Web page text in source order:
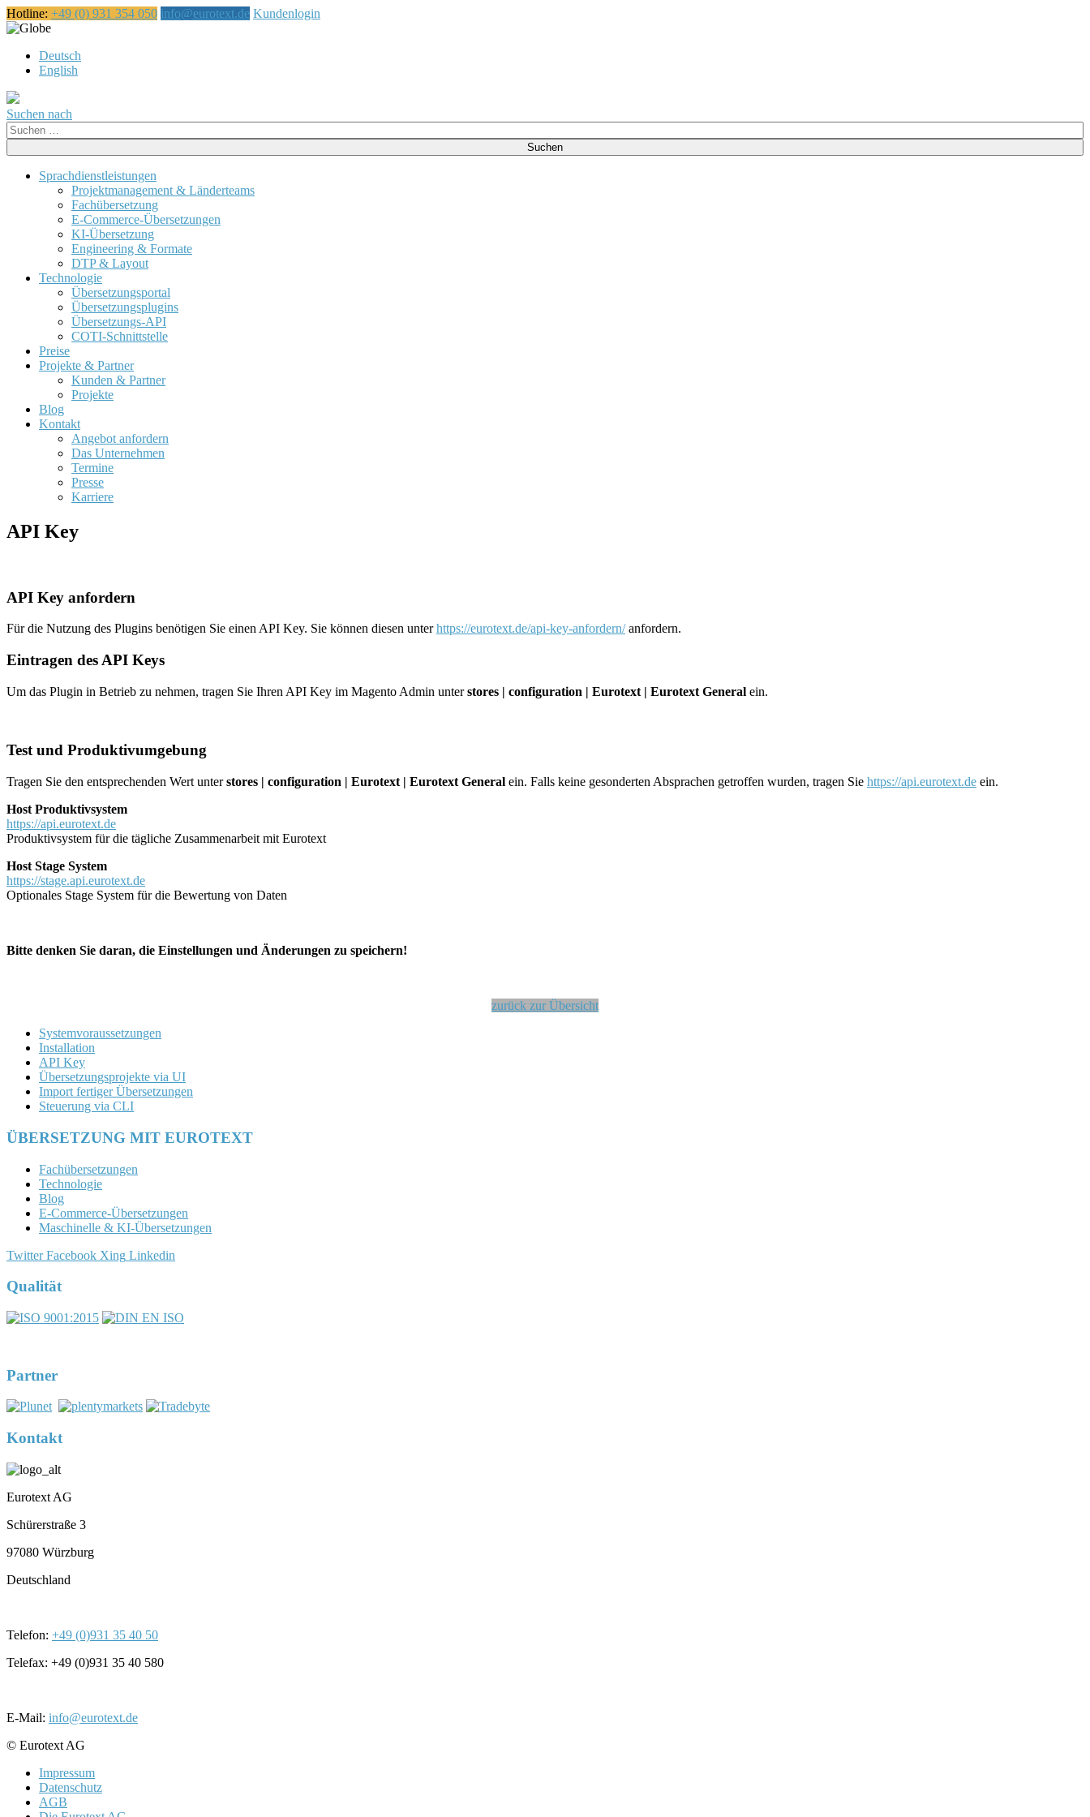
Hotline: +49 (0) 931 354 050 info@eurotext.de Kundenlogin
Deutsch
English
Suchen nach
Suche
nach:
Sprachdienstleistungen
Projektmanagement & Länderteams
Fachübersetzung
E-Commerce-Übersetzungen
KI-Übersetzung
Engineering & Formate
DTP & Layout
Technologie
Übersetzungsportal
Übersetzungsplugins
Übersetzungs-API
COTI-Schnittstelle
Preise
Projekte & Partner
Kunden & Partner
Projekte
Blog
Kontakt
Angebot anfordern
Das Unternehmen
Termine
Presse
Karriere
API Key
API Key anfordern
Für die Nutzung des Plugins benötigen Sie einen API Key. Sie können diesen unterhttps://eurotext.de/api-key-anfordern/anfordern.
Eintragen des API Keys
Um das Plugin in Betrieb zu nehmen, tragen Sie Ihren API Key im Magento Admin unterstores | configuration | Eurotext | Eurotext General ein.
Test und Produktivumgebung
Tragen Sie den entsprechenden Wert unterstores | configuration | Eurotext | Eurotext General ein. Falls keine gesonderten Absprachen getroffen wurden, tragen Sie https://api.eurotext.de ein.
Host Produktivsystem
https://api.eurotext.de
Produktivsystem für die tägliche Zusammenarbeit mit Eurotext
Host Stage System
https://stage.api.eurotext.de
Optionales Stage System für die Bewertung von Daten
Bitte denken Sie daran, die Einstellungen und Änderungen zu speichern!
zurück zur Übersicht
Systemvoraussetzungen
Installation
API Key
Übersetzungsprojekte via UI
Import fertiger Übersetzungen
Steuerung via CLI
ÜBERSETZUNG MIT EUROTEXT
Fachübersetzungen
Technologie
Blog
E-Commerce-Übersetzungen
Maschinelle & KI-Übersetzungen
Twitter Facebook Xing Linkedin
Qualität
Partner
Kontakt
Eurotext AG
Schürerstraße 3
97080 Würzburg
Deutschland
Telefon: +49 (0)931 35 40 50
Telefax: +49 (0)931 35 40 580
E-Mail: info@eurotext.de
© Eurotext AG
Impressum
Datenschutz
AGB